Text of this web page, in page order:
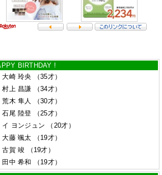
BIRTHDAY !
大崎 玲央
（35才）
村上 昌謙
（34才）
荒木 隼人
（30才）
石尾 陸登
（25才）
イ ヨンジュン
（20才）
大藤 颯太
（19才）
古賀 竣
（19才）
田中 希和
（19才）